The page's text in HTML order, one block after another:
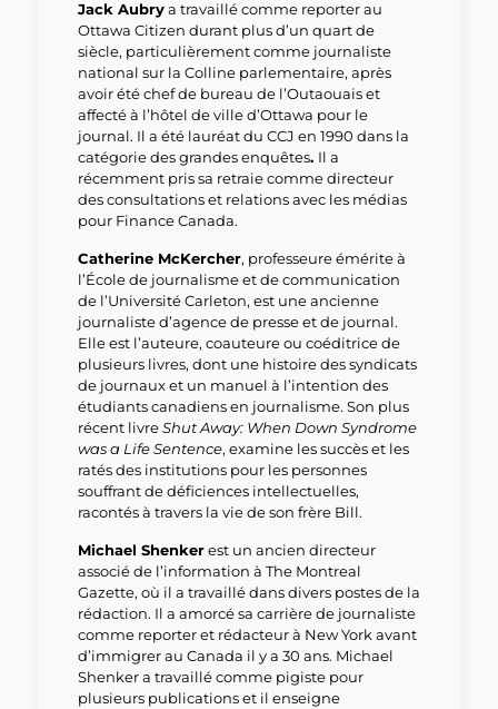
Jack Aubrya travaillé comme reporter au
Ottawa Citizen durant plus d’un quart de
siècle, particulièrement comme journaliste
national sur la Colline parlementaire, après
avoir été chef de bureau de l’Outaouais et
affecté à l’hôtel de ville d’Ottawa pour le
journal. Il a été lauréat du CCJ en 1990 dans la
catégorie des grandes enquêtes. Il a
récemment pris sa retraie comme directeur
des consultations et relations avec les médias
pour Finance Canada.
Catherine McKercher, professeure émérite à
l’École de journalisme et de communication
de l’Université Carleton, est une ancienne
journaliste d’agence de presse et de journal.
Elle est l’auteure, coauteure ou coéditrice de
plusieurs livres, dont une histoire des syndicats
de journaux et un manuel à l’intention des
étudiants canadiens en journalisme. Son plus
récent livreShut Away: When Down Syndrome
was a Life Sentence, examine les succès et les
ratés des institutions pour les personnes
souffrant de déficiences intellectuelles,
racontés à travers la vie de son frère Bill.
Michael Shenkerest un ancien directeur
associé de l’information à The Montreal
Gazette, où il a travaillé dans divers postes de la
rédaction. Il a amorcé sa carrière de journaliste
comme reporter et rédacteur à New York avant
d’immigrer au Canada il y a 30 ans. Michael
Shenker a travaillé comme pigiste pour
plusieurs publications et il enseigne